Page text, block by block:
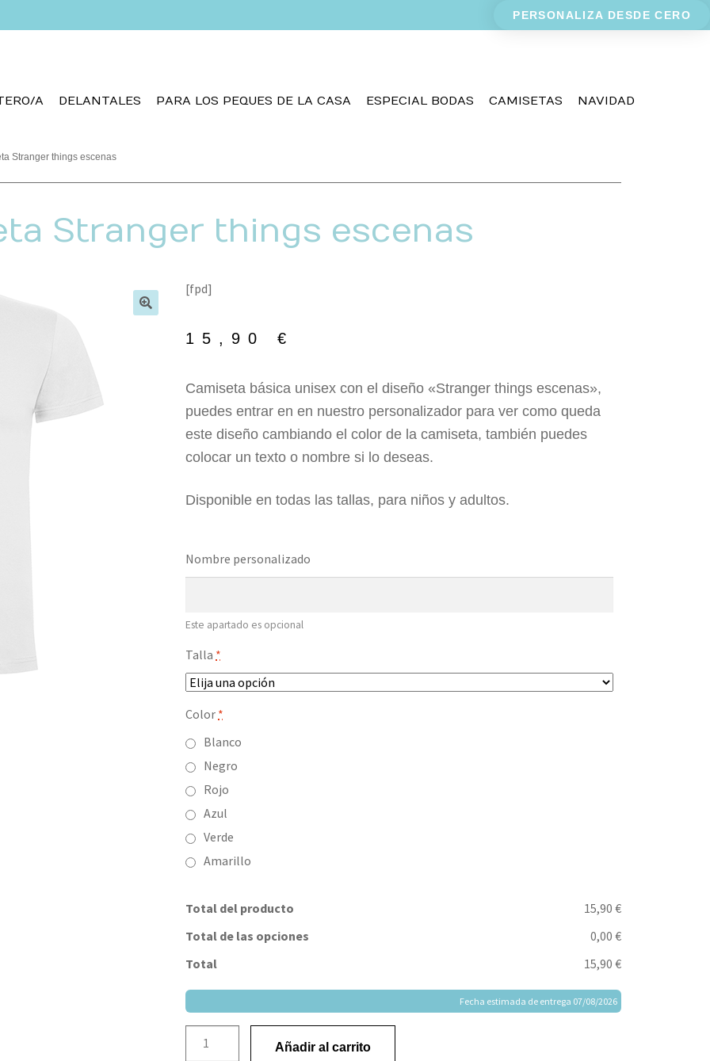
PERSONALIZA DESDE CERO
A DELANTALES PARA LOS PEQUES DE LA CASA ESPECIAL BODAS CAMISETAS NAVIDAD
Stranger things escenas
Stranger things escenas
[fpd]
15,90 €
Camiseta básica unisex con el diseño «Stranger things escenas»,
puedes entrar en en nuestro personalizador para ver como queda
este diseño cambiando el color de la camiseta, también puedes
colocar un texto o nombre si lo deseas.
Disponible en todas las tallas, para niños y adultos.
Nombre personalizado
Este apartado es opcional
Talla *
Color *
Blanco
Negro
Rojo
Azul
Verde
Amarillo
Total del producto
15,90 €
Total de las opciones
0,00 €
Total
15,90 €
Fecha estimada de entrega 07/08/2026
Añadir al carrito